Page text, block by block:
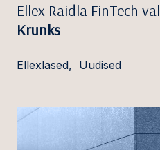
Ellex Raidla FinTech
Krunks
Ellexlased, Uudised